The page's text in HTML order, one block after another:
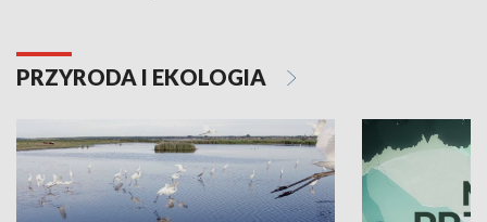
PRZYRODA I EKOLOGIA